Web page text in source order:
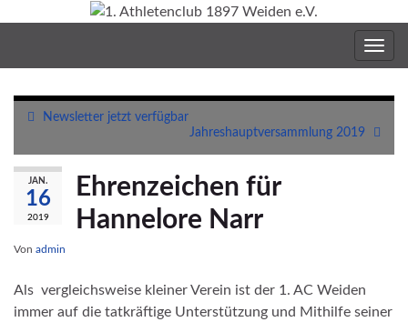
Newsletter jetzt verfügbar
Jahreshauptversammlung 2019
JAN.
16
2019
Ehrenzeichen für
Hannelore Narr
Von admin
Als vergleichsweise kleiner Verein ist der 1. AC Weiden
immer auf die tatkräftige Unterstützung und Mithilfe seiner